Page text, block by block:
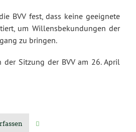
BVV fest, dass keine geeignete
um Willensbekundungen der
zu bringen.
Sitzung der BVV am 26. April